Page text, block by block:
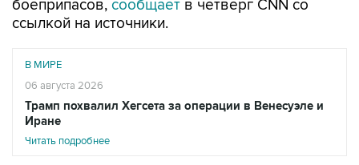
В МИРЕ
Трамп похвалил Хегсета за операции в Венесуэле и
Иране
Читать подробнее
"Он был зол из-за того, что эта информация